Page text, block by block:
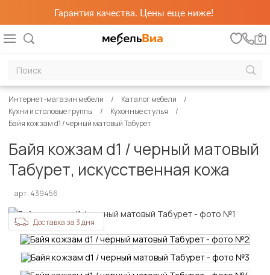
Гарантия качества. Цены еще ниже!
0
Интернет-магазин мебели
Каталог мебели
Кухни и столовые группы
Кухонные стулья
Байя кожзам d1 / черный матовый Табурет
Байя кожзам d1 / черный матовый
Табурет, искусственная кожа
арт. 439456
Доставка за 3 дня